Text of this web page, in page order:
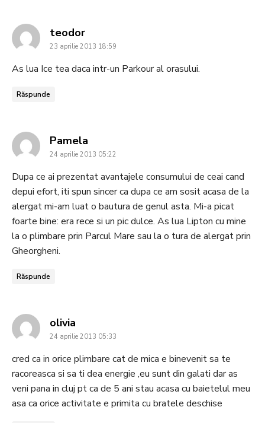
teodorsays:
23 aprilie 2013 18:59
As lua Ice tea daca intr-un Parkour al orasului.
Răspunde
Pamela
24 aprilie 2013 05:22
Dupa ce ai prezentat avantajele consumului de ceai cand
depui efort, iti spun sincer ca dupa ce am sosit acasa de la
alergat mi-am luat o bautura de genul asta. Mi-a picat
foarte bine: era rece si un pic dulce. As lua Lipton cu mine
la o plimbare prin Parcul Mare sau la o tura de alergat prin
Gheorgheni.
Răspunde
olivia
24 aprilie 2013 05:33
cred ca in orice plimbare cat de mica e binevenit sa te
racoreasca si sa ti dea energie ,eu sunt din galati dar as
veni pana in cluj pt ca de 5 ani stau acasa cu baietelul meu
asa ca orice activitate e primita cu bratele deschise